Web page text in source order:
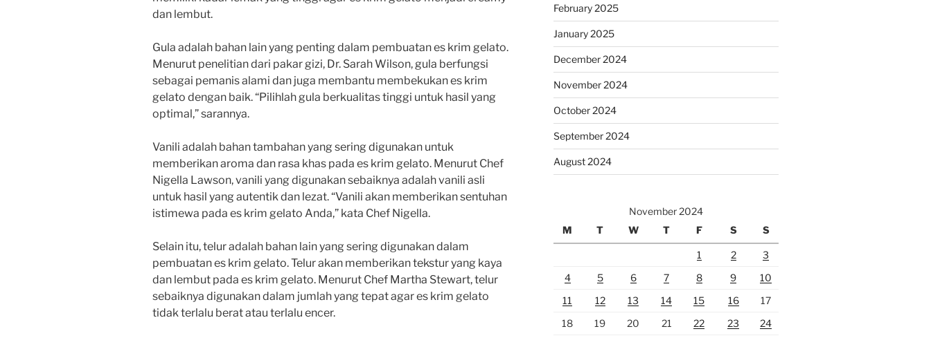
dan lembut.
Gula adalah bahan lain yang penting dalam pembuatan es krim gelato.
Menurut penelitian dari pakar gizi, Dr. Sarah Wilson, gula berfungsi
sebagai pemanis alami dan juga membantu membekukan es krim
gelato dengan baik. “Pilihlah gula berkualitas tinggi untuk hasil yang
optimal,” sarannya.
Vanili adalah bahan tambahan yang sering digunakan untuk
memberikan aroma dan rasa khas pada es krim gelato. Menurut Chef
Nigella Lawson, vanili yang digunakan sebaiknya adalah vanili asli
untuk hasil yang autentik dan lezat. “Vanili akan memberikan sentuhan
istimewa pada es krim gelato Anda,” kata Chef Nigella.
Selain itu, telur adalah bahan lain yang sering digunakan dalam
pembuatan es krim gelato. Telur akan memberikan tekstur yang kaya
dan lembut pada es krim gelato. Menurut Chef Martha Stewart, telur
sebaiknya digunakan dalam jumlah yang tepat agar es krim gelato
tidak terlalu berat atau terlalu encer.
February 2025
January 2025
December 2024
November 2024
October 2024
September 2024
August 2024
November 2024
M
T W T F S S
1 2
3
4
5 6 7 8 9
10
11
12 13 14 15 16
17
18
19 20 21 22 23
24